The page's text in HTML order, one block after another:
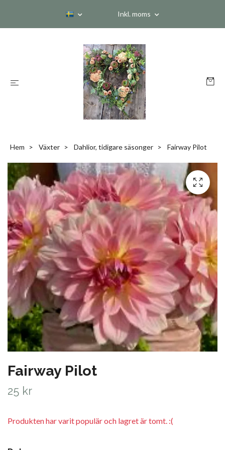
Inkl. moms
Hem Växter Dahlior, tidigare säsonger Fairway Pilot
Fairway Pilot
25 kr
Produkten har varit populär och lagret är tomt. :(